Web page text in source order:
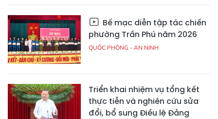
Bế mạc diễn tập tác chiến
phường Trần Phú năm 2026
QUỐC PHÒNG - AN NINH
Triển khai nhiệm vụ tổng kết
thực tiễn và nghiên cứu sửa
đổi, bổ sung Điều lệ Đảng